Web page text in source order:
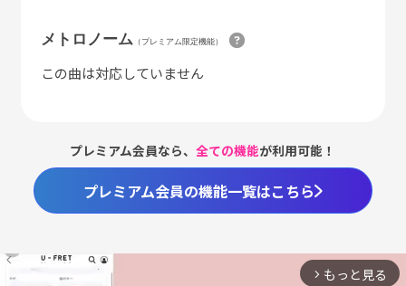
メトロノーム （プレミアム限定機能）
この曲は対応していません
プレミアム会員なら、全ての機能が利用可能！
プレミアム会員の機能一覧はこちら
arrow_forward_ios もっと見る